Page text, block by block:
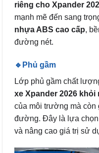
riêng cho Xpander
mạnh mẽ đến sang
nhựa ABS cao cấp,
đường nét.
🔹Phủ gầm
Lớp phủ gầm chất
xe Xpander 2026 khỏi
của môi trường mà còn
đường. Đây là lựa chọn
và nâng cao giá trị sử